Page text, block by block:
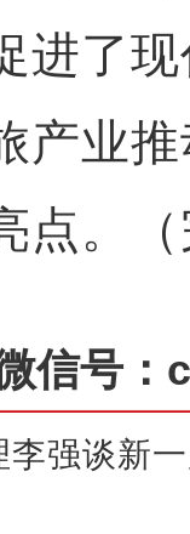
进了
产业
点。
微信号
李强谈新